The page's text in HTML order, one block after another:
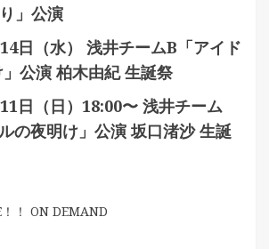
」公演
日（水） 浅井チームB「アイド
公演 柏木由紀 生誕祭
日（日）18:00〜 浅井チーム
の夜明け」公演 坂口渚沙 生誕
！ ON DEMAND